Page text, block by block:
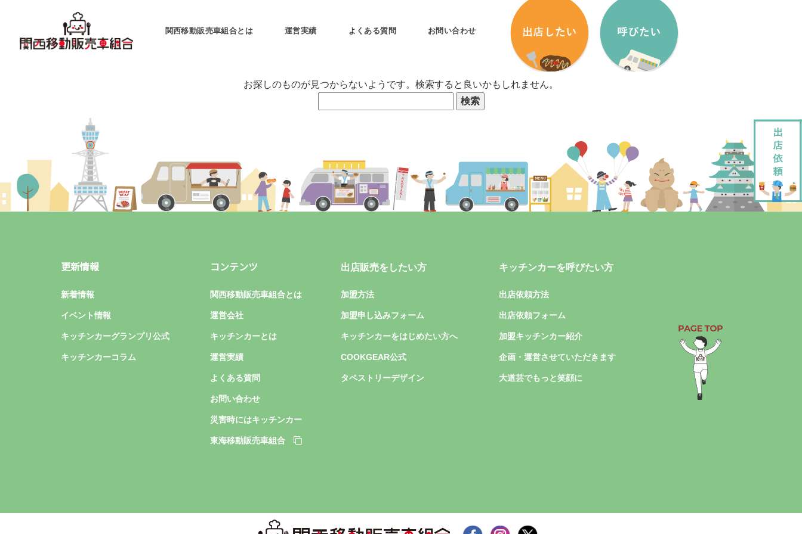
関西移動販売車組合とは
関西移動販売車組合とは
キッチンカーグランプリ公式
運営実績 よくある質問 お問い合わせ
加盟申し込みフォーム
キッチンカーをはじめたい方へ
キッチンカー製作・販売
出店依頼フォーム
加盟キッチンカー紹介
企画・運営させていただきます
お探しのものが見つからないようです。検索すると良いかもしれません。
更新情報 コンテンツ 出店販売をしたい方 キッチンカーを呼びたい方
新着情報 関西移動販売車組合とは 加盟方法 出店依頼方法
イベント情報 運営会社 加盟申し込みフォーム 出店依頼フォーム
キッチンカーグランプリ公式 キッチンカーとは キッチンカーをはじめたい方へ 加盟キッチンカー紹介
キッチンカーコラム 運営実績 COOKGEAR公式 企画・運営させていただきます
よくある質問 タペストリーデザイン 大道芸でもっと笑顔に
お問い合わせ
災害時にはキッチンカー
東海移動販売車組合